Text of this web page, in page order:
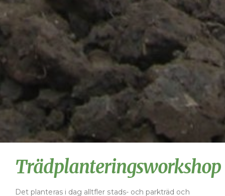
Trädplanteringsworkshop
Det planteras i dag alltfler stads- och parkträd och